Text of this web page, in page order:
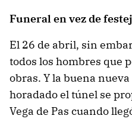
Funeral en vez de
El 26 de abril, sin
todos los hombres que
obras. Y la buena
horadado el túnel se
Vega de Pas cuando